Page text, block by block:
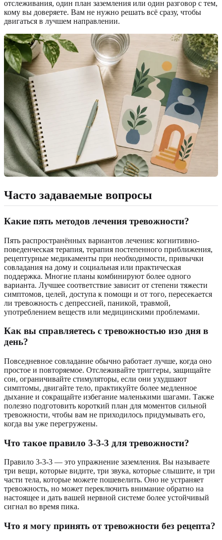
отслеживания, один план заземления или один разговор с тем,
кому вы доверяете. Вам не нужно решать всё сразу, чтобы
двигаться в лучшем направлении.
Часто задаваемые вопросы
Какие пять методов лечения тревожности?
Пять распространённых вариантов лечения: когнитивно-
поведенческая терапия, терапия постепенного приближения,
рецептурные медикаменты при необходимости, привычки
совладания на дому и социальная или практическая
поддержка. Многие планы комбинируют более одного
варианта. Лучшее соответствие зависит от степени тяжести
симптомов, целей, доступа к помощи и от того, пересекается
ли тревожность с депрессией, паникой, травмой,
употреблением веществ или медицинскими проблемами.
Как вы справляетесь с тревожностью изо дня в
день?
Повседневное совладание обычно работает лучше, когда оно
простое и повторяемое. Отслеживайте триггеры, защищайте
сон, ограничивайте стимуляторы, если они ухудшают
симптомы, двигайте тело, практикуйте более медленное
дыхание и сокращайте избегание маленькими шагами. Также
полезно подготовить короткий план для моментов сильной
тревожности, чтобы вам не приходилось придумывать его,
когда вы уже перегружены.
Что такое правило 3-3-3 для тревожности?
Правило 3-3-3 — это упражнение заземления. Вы называете
три вещи, которые видите, три звука, которые слышите, и три
части тела, которые можете пошевелить. Оно не устраняет
тревожность, но может переключить внимание обратно на
настоящее и дать вашей нервной системе более устойчивый
сигнал во время пика.
Что я могу принять от тревожности без рецепта?